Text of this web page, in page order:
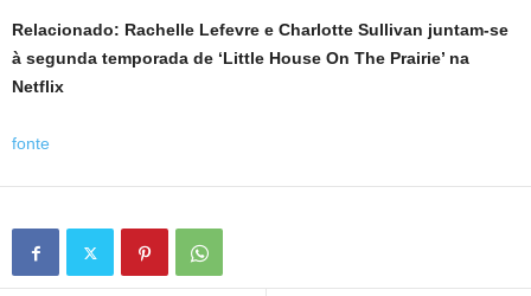
Relacionado: Rachelle Lefevre e Charlotte Sullivan juntam-se
à segunda temporada de ‘Little House On The Prairie’ na
Netflix
fonte